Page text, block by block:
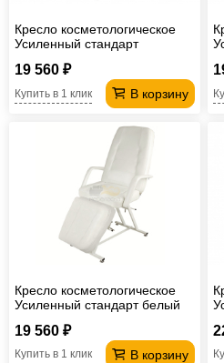
Кресло косметологическое
Усиленный стандарт
19 560 ₽
В корзину
Купить в 1 клик
Кресло косметологическое
Усиленный стандарт белый
19 560 ₽
В корзину
Купить в 1 клик